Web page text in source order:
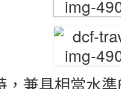
，兼具相當水